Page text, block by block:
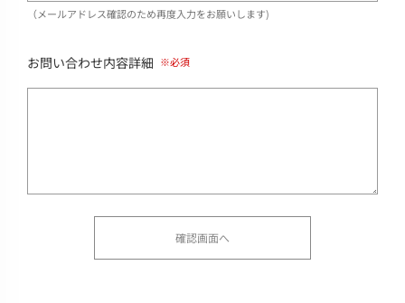
（メールアドレス確認のため再度入力をお願いします)
お問い合わせ内容詳細